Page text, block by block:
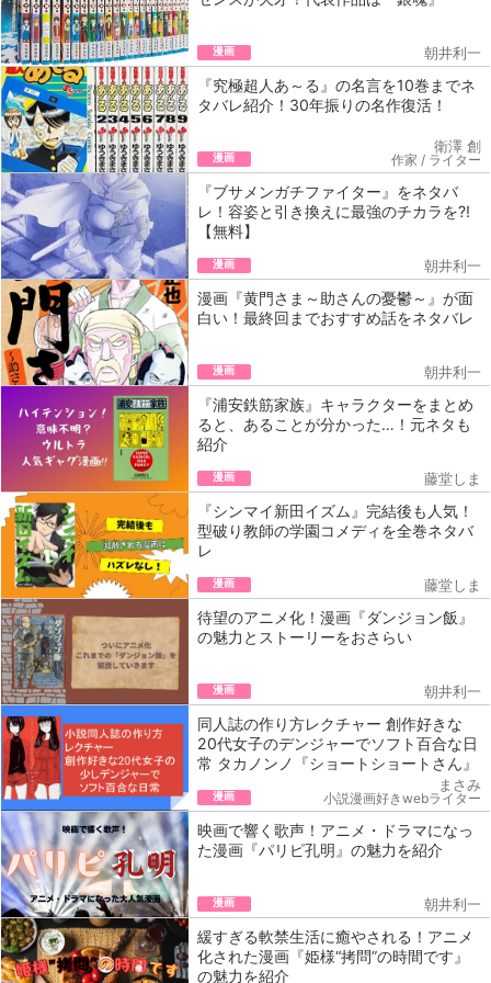
漫画 朝井利一
『究極超人あ～る』の名言を10巻までネ
タバレ紹介！30年振りの名作復活！
漫画
衛澤 創
作家 / ライター
『ブサメンガチファイター』をネタバ
レ！容姿と引き換えに最強のチカラを?!
【無料】
漫画 朝井利一
漫画『黄門さま～助さんの憂鬱～』が面
白い！最終回までおすすめ話をネタバレ
漫画 朝井利一
『浦安鉄筋家族』キャラクターをまとめ
ると、あることが分かった…！元ネタも
紹介
漫画 藤堂しま
『シンマイ新田イズム』完結後も人気！
型破り教師の学園コメディを全巻ネタバ
レ
漫画 藤堂しま
待望のアニメ化！漫画『ダンジョン飯』
の魅力とストーリーをおさらい
漫画 朝井利一
同人誌の作り方レクチャー 創作好きな
20代女子のデンジャーでソフト百合な日
常 タカノンノ『ショートショートさん』
漫画
まさみ
小説漫画好きwebライター
映画で響く歌声！アニメ・ドラマになっ
た漫画『パリピ孔明』の魅力を紹介
漫画 朝井利一
緩すぎる軟禁生活に癒やされる！アニメ
化された漫画『姫様“拷問”の時間です』
の魅力を紹介